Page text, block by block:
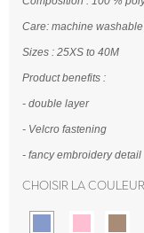
Care: machine washable
Sizes : 25XS to 40M
Product benefits :
- double layer
- Velcro fastening
- fancy embroidery detail
Choisir la couleur